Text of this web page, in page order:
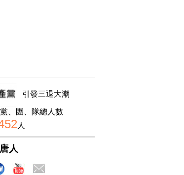
引發三退大潮
、團、隊總人數
人
人